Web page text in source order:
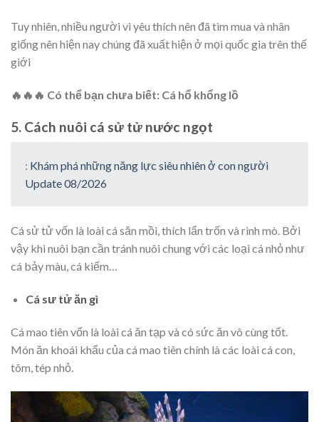
Tuy nhiên, nhiều người vì yêu thích nên đã tìm mua và nhân
giống nên hiện nay chúng đã xuất hiện ở mọi quốc gia trên thế
giới
🔥🔥🔥 Có thể bạn chưa biết: Cá hổ khổng lồ
5. Cách nuôi cá sử tử nước ngọt
: Khám phá những năng lực siêu nhiên ở con người
Update 08/2026
Cá sử tử vốn là loài cá săn mồi, thích lẩn trốn và rình mò. Bởi
vậy khi nuôi bạn cần tránh nuôi chung với các loại cá nhỏ như
cá bảy màu, cá kiếm…
Cá sư tử ăn gì
Cá mao tiên vốn là loài cá ăn tạp và có sức ăn vô cùng tốt.
Món ăn khoái khẩu của cá mao tiên chính là các loài cá con,
tôm, tép nhỏ.